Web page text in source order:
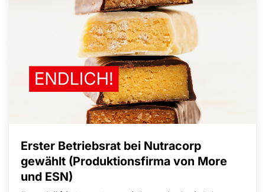
Gewerkschaftsgeschichte bot die Veranstaltung
zahlreiche Möglichkeiten zur Vernetzung und zum
Erfahrungsaustausch. Mit Beiträgen der
stellvertretenden NGG-Vorsitzenden Claudia
Tiedge und des NGG-Vorsitzenden Guido Zeitler
wurde die zentrale Rolle junger Beschäftigter für
die Zukunft der Gewerkschaft unterstrichen. Das
Sommercamp 2026 machte deutlich: Junge
Menschen übernehmen Verantwortung und
gestalten die Arbeit der NGG bereits heute aktiv
mit.
Erster Betriebsrat bei Nutracorp
gewählt (Produktionsfirma von More
und ESN)